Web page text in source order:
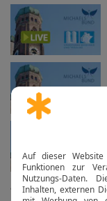
alle anzeigen...